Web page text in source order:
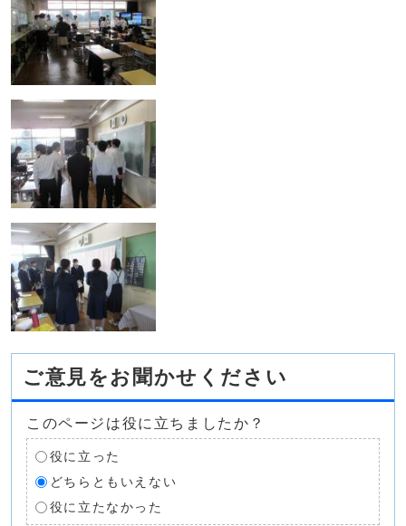
ご意見をお聞かせください
このページは役に立ちましたか？
役に立った
どちらともいえない
役に立たなかった